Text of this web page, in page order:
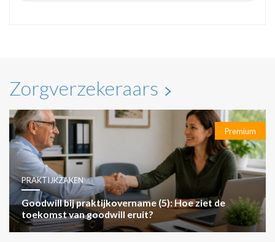
Zorgverzekeraars
Premium
PRAKTIJKZAKEN
Goodwill bij praktijkovername (5): Hoe ziet de
toekomst van goodwill eruit?